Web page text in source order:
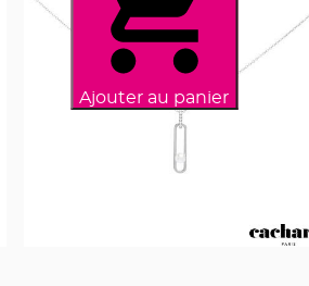
Ajouter au panier